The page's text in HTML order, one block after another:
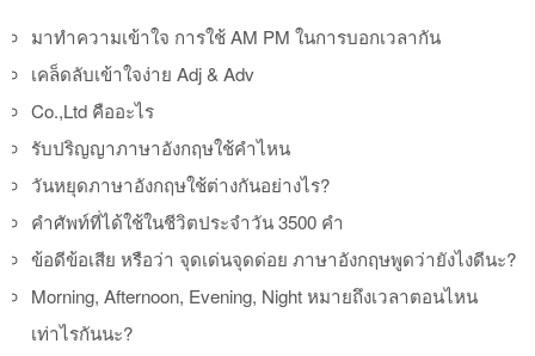
มาทำความเข้าใจ การใช้ AM PM ในการบอกเวลากัน
เคล็ดลับเข้าใจง่าย Adj & Adv
Co.,Ltd คืออะไร
รับปริญญาภาษาอังกฤษใช้คำไหน
วันหยุดภาษาอังกฤษใช้ต่างกันอย่างไร?
คำศัพท์ที่ได้ใช้ในชีวิตประจำวัน 3500 คำ
ข้อดีข้อเสีย หรือว่า จุดเด่นจุดด่อย ภาษาอังกฤษพูดว่ายังไงดีนะ?
Morning, Afternoon, Evening, Night หมายถึงเวลาตอนไหน
เท่าไรกันนะ?